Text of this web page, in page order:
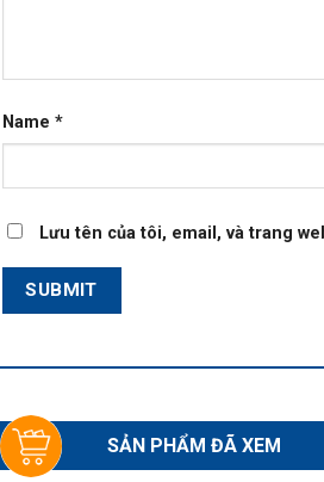
Name *
Lưu tên của tôi, email, và trang
SẢN PHẨM ĐÃ XEM